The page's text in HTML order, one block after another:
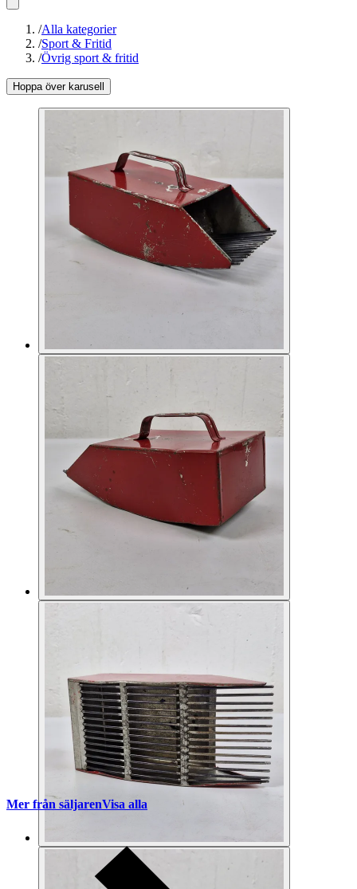
/Alla kategorier
/Sport & Fritid
/Övrig sport & fritid
Hoppa över karusell
Mer från säljarenVisa alla